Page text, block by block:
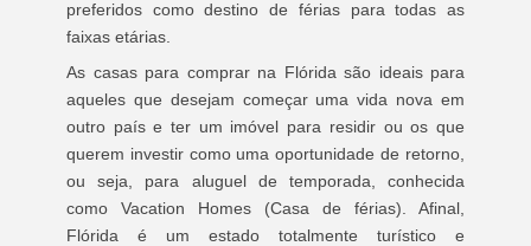
preferidos como destino de férias para todas as
faixas etárias.
As casas para comprar na Flórida são ideais para
aqueles que desejam começar uma vida nova em
outro país e ter um imóvel para residir ou os que
querem investir como uma oportunidade de retorno,
ou seja, para aluguel de temporada, conhecida
como Vacation Homes (Casa de férias). Afinal,
Flórida é um estado totalmente turístico e